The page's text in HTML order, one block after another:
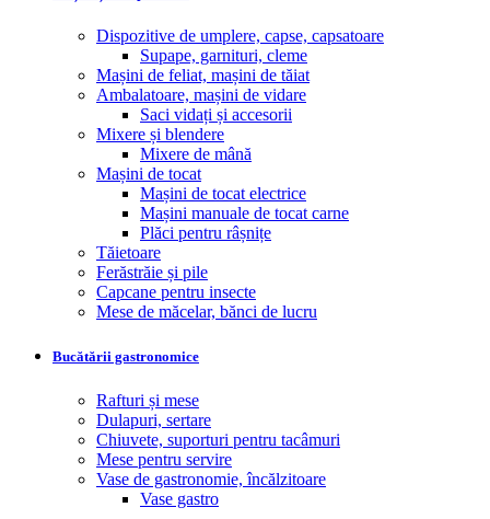
Dispozitive de umplere, capse, capsatoare
Supape, garnituri, cleme
Mașini de feliat, mașini de tăiat
Ambalatoare, mașini de vidare
Saci vidați și accesorii
Mixere și blendere
Mixere de mână
Mașini de tocat
Mașini de tocat electrice
Mașini manuale de tocat carne
Plăci pentru râșnițe
Tăietoare
Ferăstrăie și pile
Capcane pentru insecte
Mese de măcelar, bănci de lucru
Bucătării gastronomice
Rafturi și mese
Dulapuri, sertare
Chiuvete, suporturi pentru tacâmuri
Mese pentru servire
Vase de gastronomie, încălzitoare
Vase gastro